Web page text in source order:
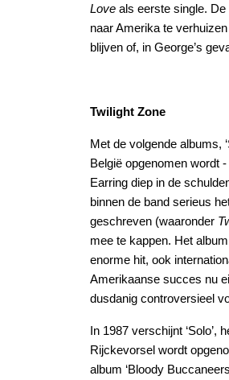
Love als eerste single.
naar Amerika te
blijven of, in George’s
Twilight Zone
Met de volgende albums,
België opgenomen wordt
Earring diep in de
binnen de band serieus
geschreven (waaronder
mee te kappen. Het album
enorme hit, ook
Amerikaanse succes nu
dusdanig controversieel
In 1987 verschijnt ‘Solo’,
Rijckevorsel wordt
album ‘Bloody